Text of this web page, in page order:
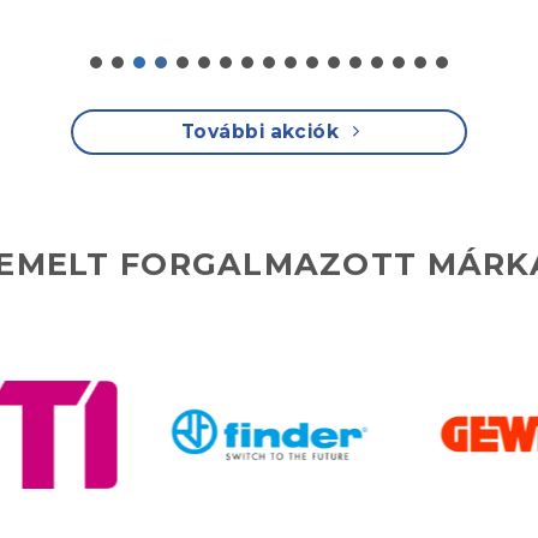
További akciók
FORGALMAZOTT